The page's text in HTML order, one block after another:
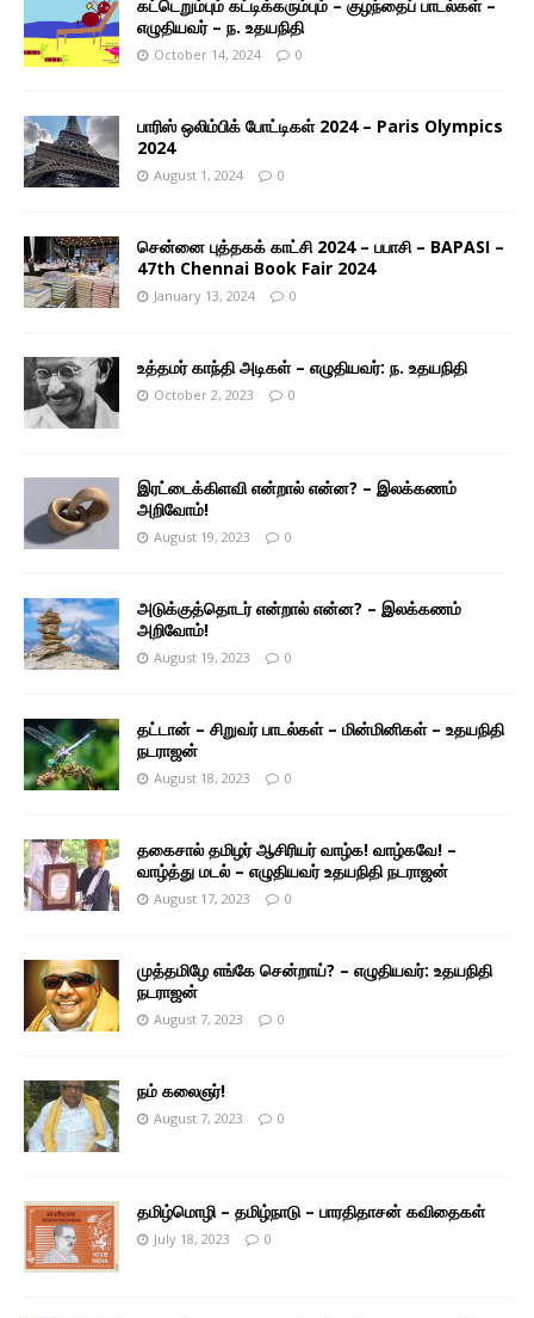
கட்டெறும்பும் கட்டிக்கரும்பும் – குழந்தைப் பாடல்கள் –
எழுதியவர் – ந. உதயநிதி
October 14, 2024 0
பாரிஸ் ஒலிம்பிக் போட்டிகள் 2024 – Paris Olympics
2024
August 1, 2024 0
சென்னை புத்தகக் காட்சி 2024 – பபாசி – BAPASI –
47th Chennai Book Fair 2024
January 13, 2024 0
உத்தமர் காந்தி அடிகள் – எழுதியவர்: ந. உதயநிதி
October 2, 2023 0
இரட்டைக்கிளவி என்றால் என்ன? – இலக்கணம்
அறிவோம்!
August 19, 2023 0
அடுக்குத்தொடர் என்றால் என்ன? – இலக்கணம்
அறிவோம்!
August 19, 2023 0
தட்டான் – சிறுவர் பாடல்கள் – மின்மினிகள் – உதயநிதி
நடராஜன்
August 18, 2023 0
தகைசால் தமிழர் ஆசிரியர் வாழ்க! வாழ்கவே! –
வாழ்த்து மடல் – எழுதியவர் உதயநிதி நடராஜன்
August 17, 2023 0
முத்தமிழே எங்கே சென்றாய்? – எழுதியவர்: உதயநிதி
நடராஜன்
August 7, 2023 0
நம் கலைஞர்!
August 7, 2023 0
தமிழ்மொழி – தமிழ்நாடு – பாரதிதாசன் கவிதைகள்
July 18, 2023 0